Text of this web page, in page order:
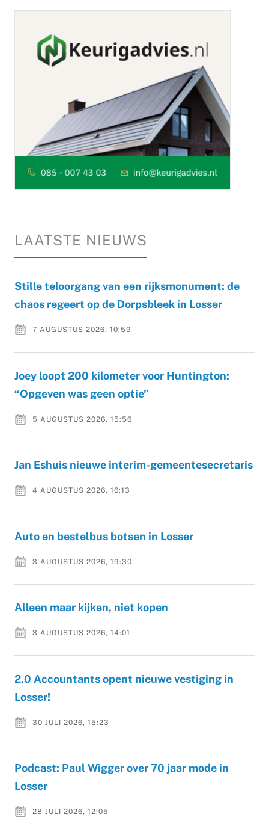
LAATSTE NIEUWS
Stille teloorgang van een rijksmonument: de
chaos regeert op de Dorpsbleek in Losser
7 AUGUSTUS 2026, 10:59
Joey loopt 200 kilometer voor Huntington:
“Opgeven was geen optie”
5 AUGUSTUS 2026, 15:56
Jan Eshuis nieuwe interim-gemeentesecretaris
4 AUGUSTUS 2026, 16:13
Auto en bestelbus botsen in Losser
3 AUGUSTUS 2026, 19:30
Alleen maar kijken, niet kopen
3 AUGUSTUS 2026, 14:01
2.0 Accountants opent nieuwe vestiging in
Losser!
30 JULI 2026, 15:23
Podcast: Paul Wigger over 70 jaar mode in
Losser
28 JULI 2026, 12:05